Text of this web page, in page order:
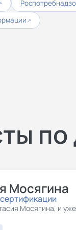
↗
по
Мосягина
Мосягина, и